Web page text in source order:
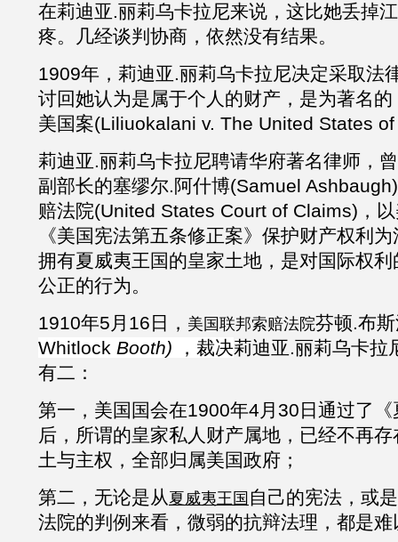
在莉迪亚.丽莉乌卡拉尼来说，这比她丢掉
疼。几经谈判协商，依然没有结果。
1909年，莉迪亚.丽莉乌卡拉尼决定采取法
讨回她认为是属于个人的财产，是为著名
美国案(Liliuokalani v. The United States
莉迪亚.丽莉乌卡拉尼聘请华府著名律师，
副部长的塞缪尔.阿什博(Samuel
赔法院(United States Court of Claims)，
《美国宪法第五条修正案》保护财产权利
拥有夏威夷王国的皇家土地，是对国际权
公正的行为。
1910年5 月 16 日 ， 美国联邦索赔法院芬顿.布斯
Whitlock Booth) ，裁决莉迪亚.丽莉乌卡拉
有二：
第一， 美国国会在1900年4月30日通过了
后，所谓的皇家私人财产属地，已经不再
土与主权，全部归属美国政府；
第二，无论是从夏威夷王国 自己的宪法，或
法院的判例来看，微弱的抗辩法理，都是难